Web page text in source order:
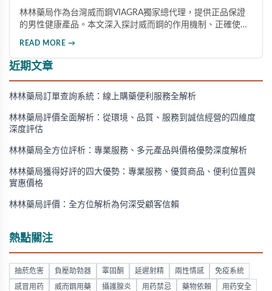
林林藥局作為台灣威而鋼VIAGRA獨家總代理，提供正品保證
的男性健康產品。本文深入探討威而鋼的作用機制、正確使用
擇。
READ MORE →
近期文章
林林藥局訂單查詢系統：線上購藥便利服務全解析
林林藥局評價全面解析：從環境、品質、服務到誠信經營的四維度
深度評估
林林藥局全方位評析：專業服務、多元產品與價格優勢深度解析
林林藥局獲得好評的四大優勢：專業服務、優質商品、便利位置與
實惠價格
林林藥局評價：全方位解析為何深受顧客信賴
熱點關注
抽菸危害 負壓助勃器 睪固酮 延遲射精 兩性情感 免疫系統
感冒用药 威而鋼用藥 攝護腺炎 用药禁忌 藥物依賴 用药安全